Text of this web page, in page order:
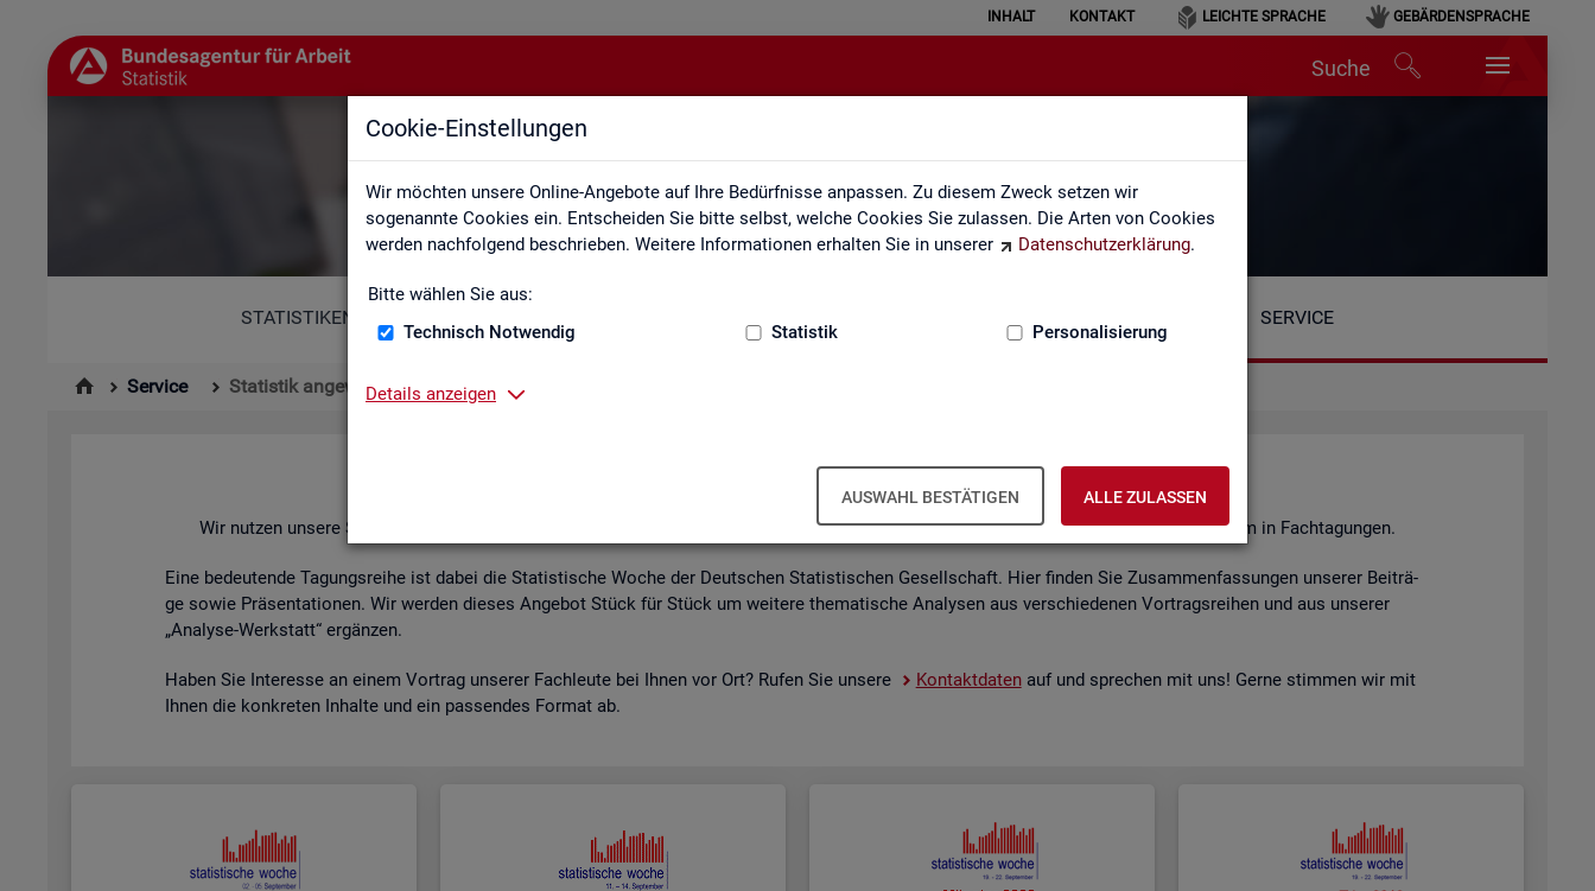
Cookie-Einstellungen
Wir möchten unsere Online-Angebote auf Ihre Bedürfnisse anpassen. Zu diesem Zweck setzen wir
sogenannte Cookies ein. Entscheiden Sie bitte selbst, welche Cookies Sie zulassen. Die Arten von Cookies
werden nachfolgend beschrieben. Weitere Informationen erhalten Sie in unserer
Datenschutzerklärung.
Bitte wählen Sie aus:
Technisch Notwendig
Statistik Personalisierung
Details anzeigen
AUSWAHL BESTÄTIGEN ALLE ZULASSEN
INHALT KONTAKT LEICHTE SPRACHE GEBÄRDENSPRACHE
Suche
Statistik angewendet
STATISTIKEN SERVICE
Service Statistik angewendet
Sta­tis­tik an­ge­wen­det
Wir nut­zen un­se­re Sta­tis­ti­ken zur Ana­ly­se the­men­spe­zi­fi­scher Fra­ge­stel­lun­gen. Die Ana­ly­se­er­geb­nis­se prä­sen­tie­ren wir unter an­de­rem in Fach­ta­gun­gen.
Eine be­deu­ten­de Ta­gungs­rei­he ist dabei die Sta­tis­ti­sche Woche der Deut­schen Sta­tis­ti­schen Ge­sell­schaft. Hier fin­den Sie Zu­sam­men­fas­sun­gen un­se­rer Bei­trä­
ge sowie Prä­sen­ta­tio­nen. Wir wer­den die­ses An­ge­bot Stück für Stück um wei­te­re the­ma­ti­sche Ana­ly­sen aus ver­schie­de­nen Vor­trags­rei­hen und aus un­se­rer
„Ana­ly­se-Werk­statt“ er­gän­zen.
Haben Sie In­ter­es­se an einem Vor­trag un­se­rer Fach­leu­te bei Ihnen vor Ort? Rufen Sie un­se­re Kon­takt­da­tenauf und spre­chen mit uns! Gerne stim­men wir mit
Ihnen die kon­kre­ten In­hal­te und ein pas­sen­des For­mat ab.